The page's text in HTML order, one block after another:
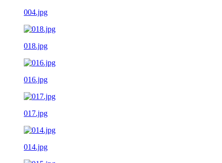
004.jpg
018.jpg
016.jpg
017.jpg
014.jpg